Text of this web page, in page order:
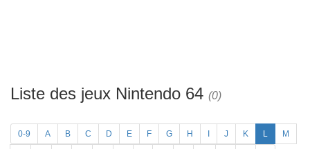
Liste des jeux Nintendo 64 (0)
0-9 A B C D E F G H J K L M